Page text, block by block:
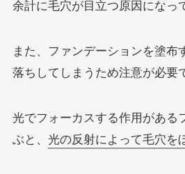
余計に毛穴が目立つ原因になっ
また、ファンデーションを塗布
落ちしてしまうため注意が必要
光でフォーカスする作用がある
ぶと、 光の反射によって毛穴を